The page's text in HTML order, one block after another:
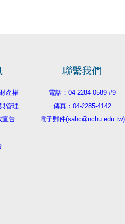
產權
管理
宣告
聯繫我們
電話：04-2284-0589 #9
傳真：04-2285-4142
電子郵件(sahc@nchu.edu.tw)